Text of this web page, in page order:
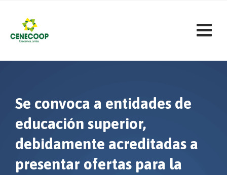
content
Se convoca a entidades de
educación superior,
debidamente acreditadas a
presentar ofertas para la